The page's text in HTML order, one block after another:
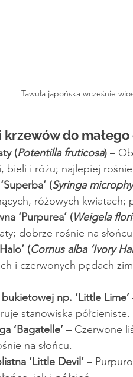
Tawuła japońska wcześnie
do
(Potentilla fruticosa) –
bieli i różu; najlepiej rośnie
(Syringa
różowych kwiatach;
‘Purpurea’ (Weigela
dobrze rośnie na
(Cornus alba ‘Ivory
i czerwonych pędach
np. ‘Little Lime’
stanowiska półcieniste.
‘Bagatelle’ – Czerwone
na słońcu.
‘Little Devil’ –